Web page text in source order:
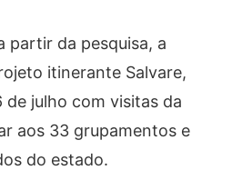
partir da pesquisa, a
itinerante Salvare,
de julho com visitas da
aos 33 grupamentos e
do estado.